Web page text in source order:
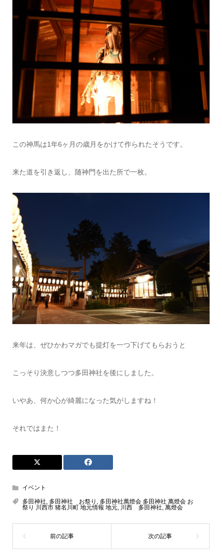
この神馬は1年6ヶ月の歳月をかけて作られたそうです。
来た道を引き返し、随神門を出た所で一枚。
来年は、ぜひかわマガでも提灯を一つ下げてもらおうと
こっそり決意しつつ多田神社を後にしました。
いやあ、何か心が綺麗になった気がしますね！
それではまた！
イベント
多田神社, 多田神社 お祭り , 多田神社萬燈会 多田神社 萬燈会 お
祭り 川西市 猪名川町 地元情報 地元, 川西 多田神社, 萬燈会